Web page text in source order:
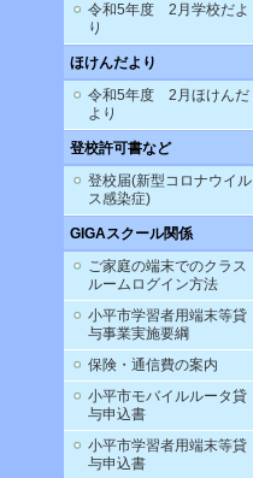
令和5年度 2月学校だよ
り
ほけんだより
令和5年度 2月ほけんだ
より
登校許可書など
登校届(新型コロナウイル
ス感染症)
GIGAスクール関係
ご家庭の端末でのクラス
ルームログイン方法
小平市学習者用端末等貸
与事業実施要綱
保険・通信費の案内
小平市モバイルルータ貸
与申込書
小平市学習者用端末等貸
与申込書